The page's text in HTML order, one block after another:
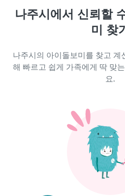
나주시에서 신뢰할
미 찾기
나주시의 아이돌보미를 찾고 계
해 빠르고 쉽게 가족에게 딱 맞
요.